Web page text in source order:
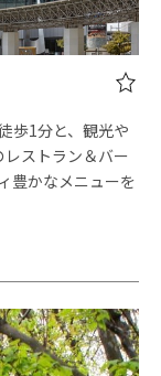
歩1分と、観光や
ストラン＆バー
豊かなメニューを